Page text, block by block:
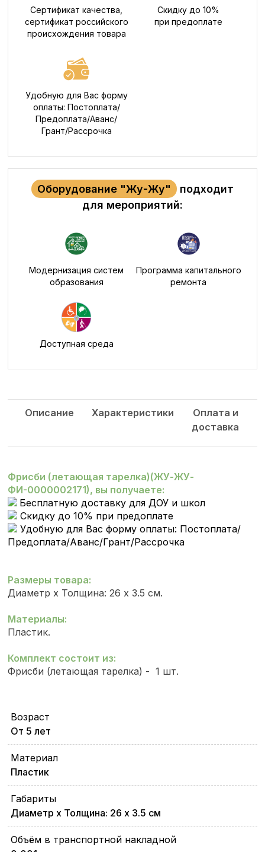
Сертификат качества,
сертификат российского
происхождения товара
Скидку до 10%
при предоплате
Удобную для Вас форму
оплаты: Постоплата/
Предоплата/Аванс/
Грант/Рассрочка
Оборудование "Жу-Жу"
подходит
для мероприятий:
Модернизация систем
образования
Программа капитального
ремонта
Доступная среда
Описание Характеристики
Оплата и
доставка
Фрисби (летающая тарелка)(ЖУ-ЖУ-
ФИ-0000002171), вы получаете:
Бесплатную доставку для ДОУ и школ
Скидку до 10% при предоплате
Удобную для Вас форму оплаты: Постоплата/
Предоплата/Аванс/Грант/Рассрочка
Размеры товара:
Диаметр х Толщина: 26 х 3.5 см.
Материалы:
Пластик.
Комплект состоит из:
Фрисби (летающая тарелка) - 1 шт.
Возраст
От 5 лет
Материал
Пластик
Габариты
Диаметр х Толщина: 26 х 3.5 см
Объём в транспортной накладной